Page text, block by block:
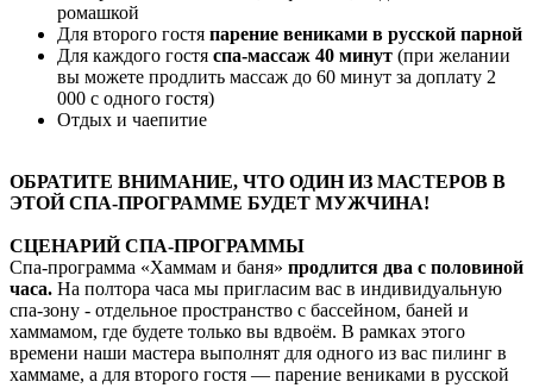
ромашкой
Для второго гостя парение вениками в русской парной
Для каждого гостя спа-массаж 40 минут (при желании
вы можете продлить массаж до 60 минут за доплату 2
000 с одного гостя)
Отдых и чаепитие
ОБРАТИТЕ ВНИМАНИЕ, ЧТО ОДИН ИЗ МАСТЕРОВ В
ЭТОЙ СПА-ПРОГРАММЕ БУДЕТ МУЖЧИНА!
СЦЕНАРИЙ СПА-ПРОГРАММЫ
Спа-программа «Хаммам и баня» продлится два с половиной
часа. На полтора часа мы пригласим вас в индивидуальную
спа-зону - отдельное пространство с бассейном, баней и
хаммамом, где будете только вы вдвоём. В рамках этого
времени наши мастера выполнят для одного из вас пилинг в
хаммаме, а для второго гостя — парение вениками в русской